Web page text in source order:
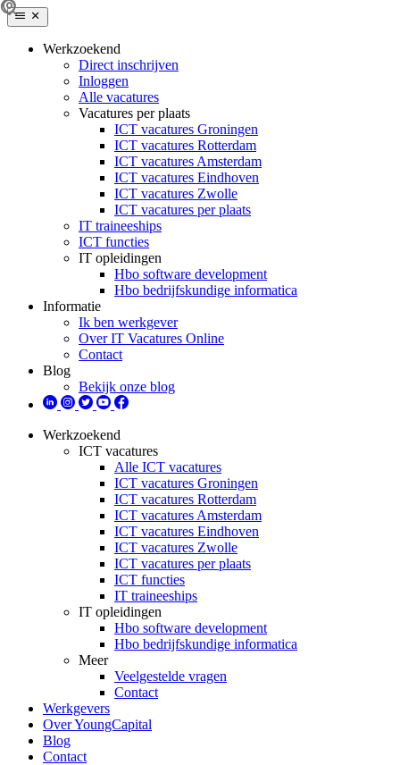
Werkzoekend
Direct inschrijven
Inloggen
Alle vacatures
Vacatures per plaats
ICT vacatures Groningen
ICT vacatures Rotterdam
ICT vacatures Amsterdam
ICT vacatures Eindhoven
ICT vacatures Zwolle
ICT vacatures per plaats
IT traineeships
ICT functies
IT opleidingen
Hbo software development
Hbo bedrijfskundige informatica
Informatie
Ik ben werkgever
Over IT Vacatures Online
Contact
Blog
Bekijk onze blog
Werkzoekend
ICT vacatures
Alle ICT vacatures
ICT vacatures Groningen
ICT vacatures Rotterdam
ICT vacatures Amsterdam
ICT vacatures Eindhoven
ICT vacatures Zwolle
ICT vacatures per plaats
ICT functies
IT traineeships
IT opleidingen
Hbo software development
Hbo bedrijfskundige informatica
Meer
Veelgestelde vragen
Contact
Werkgevers
Over YoungCapital
Blog
Contact